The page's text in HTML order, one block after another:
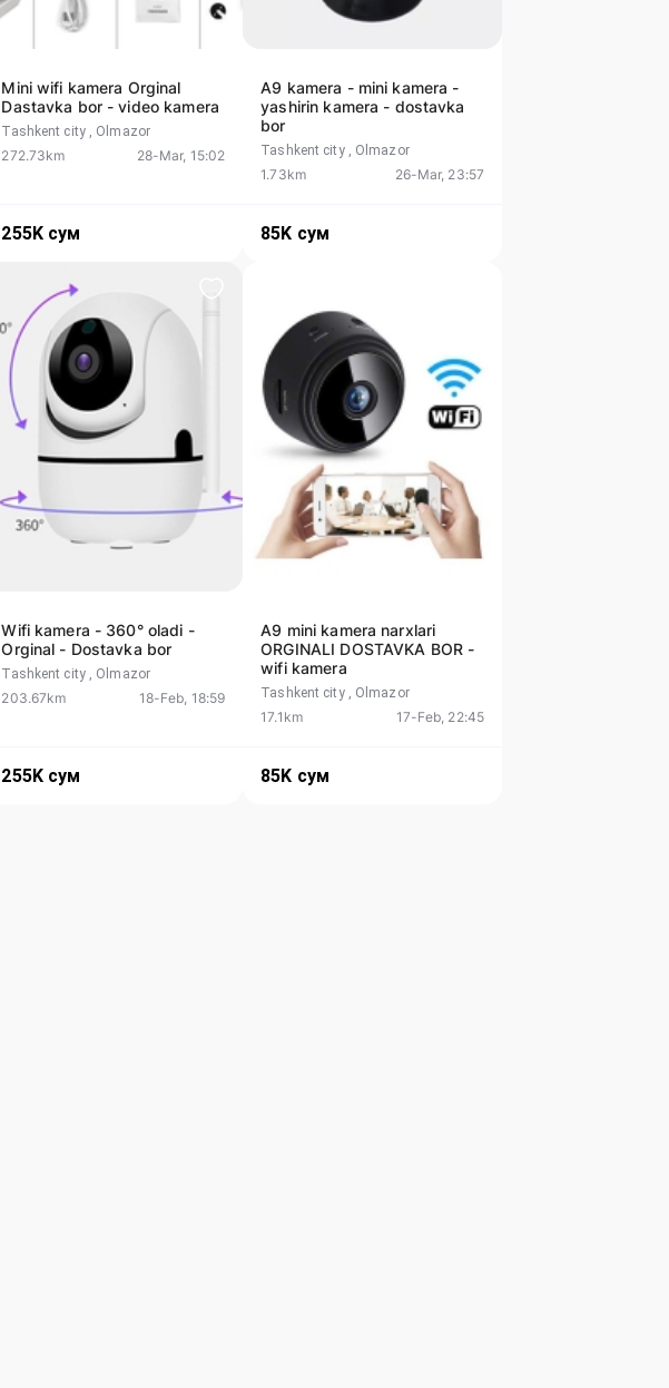
Mini wifi kamera Orginal
Dastavka bor - video kamera
Tashkent city , Olmazor
272.73km 28-Mar, 15:02
255K сум
A9 kamera - mini kamera -
yashirin kamera - dostavka
bor
Tashkent city , Olmazor
1.73km 26-Mar, 23:57
85K сум
Wifi kamera - 360° oladi -
Orginal - Dostavka bor
Tashkent city , Olmazor
203.67km 18-Feb, 18:59
255K сум
A9 mini kamera narxlari
ORGINALI DOSTAVKA BOR -
wifi kamera
Tashkent city , Olmazor
17.1km 17-Feb, 22:45
85K сум